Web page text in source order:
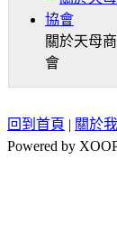
關於天母
會
回到首頁 | 關於
Powered by